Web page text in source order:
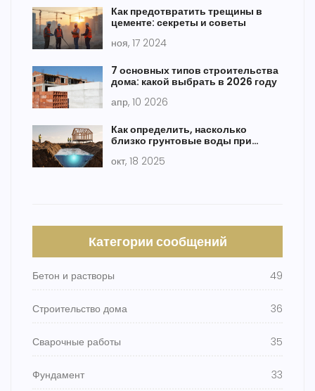
Как предотвратить трещины в
цементе: секреты и советы
ноя, 17 2024
7 основных типов строительства
дома: какой выбрать в 2026 году
апр, 10 2026
Как определить, насколько
близко грунтовые воды при
окт, 18 2025
Категории сообщений
Бетон и растворы 49
Строительство дома 36
Сварочные работы 35
Фундамент 33